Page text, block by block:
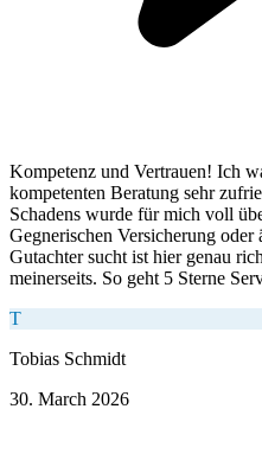
Kompetenz und Vertrauen! Ich
kompetenten Beratung sehr
Schadens wurde für mich voll
Gegnerischen Versicherung oder
Gutachter sucht ist hier genau
meinerseits. So geht 5 Sterne
T
Tobias Schmidt
30. March 2026